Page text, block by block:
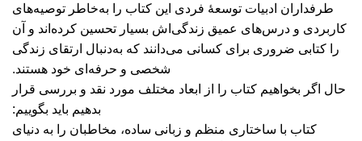
طرفداران ادبیات توسعۀ فردی این کتاب را به‌خاطر توصیه‌های
کاربردی و درس‌های عمیق زندگی‌اش بسیار تحسین کرده‌اند و آن
را کتابی ضروری برای کسانی می‌دانند که به‌دنبال ارتقای زندگی
شخصی و حرفه‌ای خود هستند.
حال اگر بخواهیم کتاب را از ابعاد مختلف مورد نقد و بررسی قرار
بدهیم باید بگوییم:
کتاب با ساختاری منظم و زبانی ساده، مخاطبان را به دنیای